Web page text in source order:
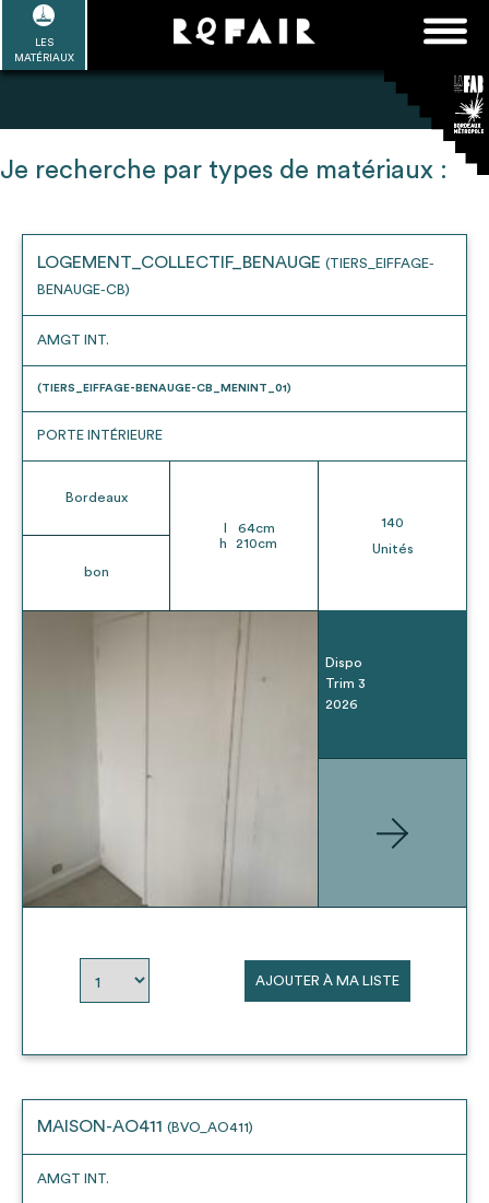
Passer
contenu
LES
MATÉRIAUX
EN SAVOIR PLUS
FAQ
Rechercher :
Se connecter / Se créer un compte
dossiers Ressources de chaque bâtiment
4
sélectionnés
pour l’utiliser comme un outil d’aide à la
Être recontacté afin d’obtenir plus de
stratégies de récupérations
envisageables
* Attention, l’ajout des matériaux à sa liste et son envoi ne
Je recherche par types de matériaux :
LOGEMENT_COLLECTIF_BENAUGE (TIERS_EIFFAGE-
BENAUGE-CB)
AMGT INT.
(TIERS_EIFFAGE-BENAUGE-CB_MENINT_01)
PORTE INTÉRIEURE
Bordeaux
bon
64cm
h
210cm
140
Unités
Dispo
Trim 3
2026
AJOUTER À MA LISTE
MAISON-AO411 (BVO_AO411)
AMGT INT.